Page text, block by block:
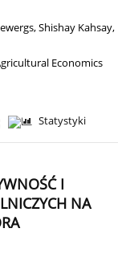
,Shishay Kahsay,
Economics
Statystyki
I
NA